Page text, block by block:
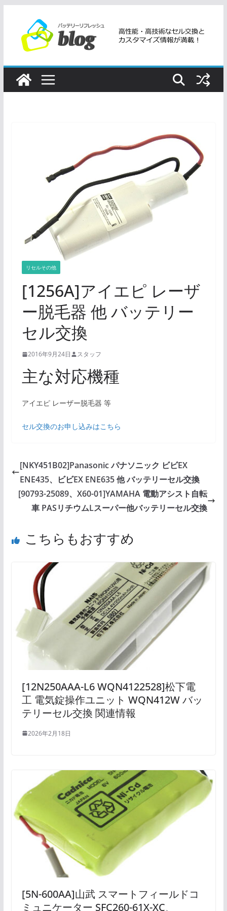
ツ
リセルその他
[1256A]アイエピ レーザ
ー脱毛器 他 バッテリー
セル交換
2016年9月24日 スタッフ
主な対応機種
アイエピ レーザー脱毛器 等
セル交換のお申し込みはこちら
[NKY451B02]Panasonic パナソニック ビビEX
ENE435、ビビEX ENE635 他 バッテリーセル交換
[90793-25089、X60-01]YAMAHA 電動アシスト自転
車 PASリチウムLスーパー他バッテリーセル交換
こちらもおすすめ
[12N250AAA-L6 WQN4122528]松下電
工 電気錠操作ユニット WQN412W バッ
テリーセル交換 関連情報
2026年2月18日
[5N-600AA]山武 スマートフィールドコ
ミュニケーター SFC260-61X-XC、